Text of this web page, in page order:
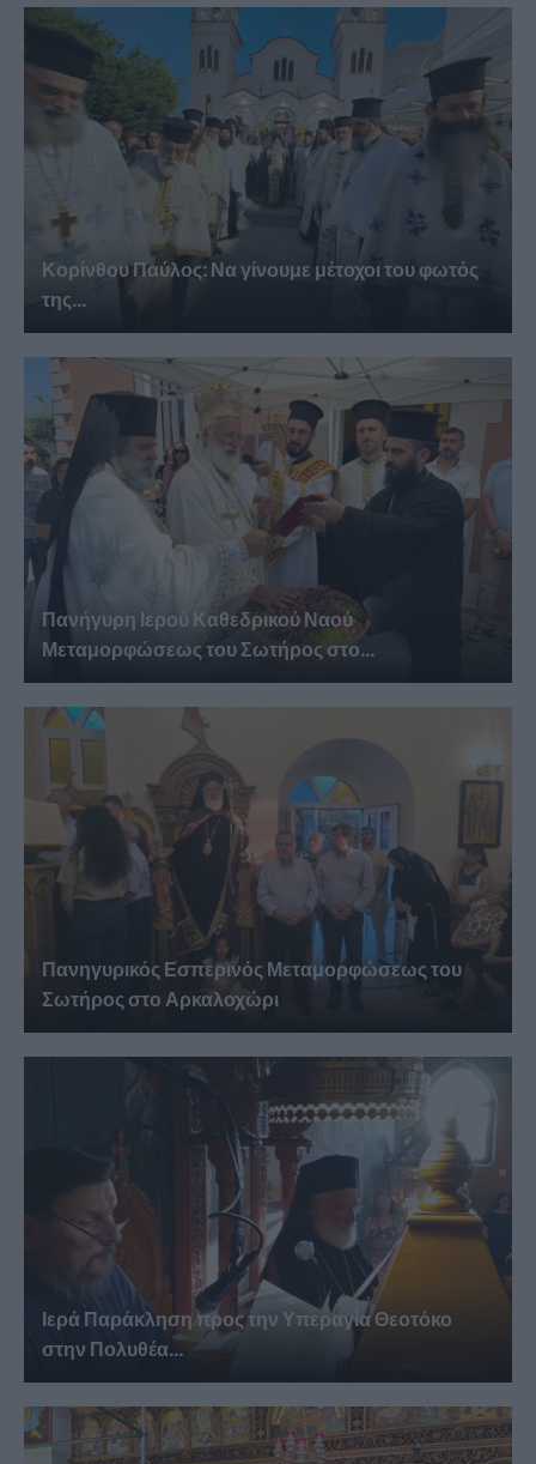
Κορίνθου Παύλος: Να γίνουμε μέτοχοι του φωτός
της...
Πανήγυρη Ιερού Καθεδρικού Ναού
Μεταμορφώσεως του Σωτήρος στο...
Πανηγυρικός Εσπερινός Μεταμορφώσεως του
Σωτήρος στο Αρκαλοχώρι
Ιερά Παράκληση προς την Υπεραγία Θεοτόκο
στην Πολυθέα...